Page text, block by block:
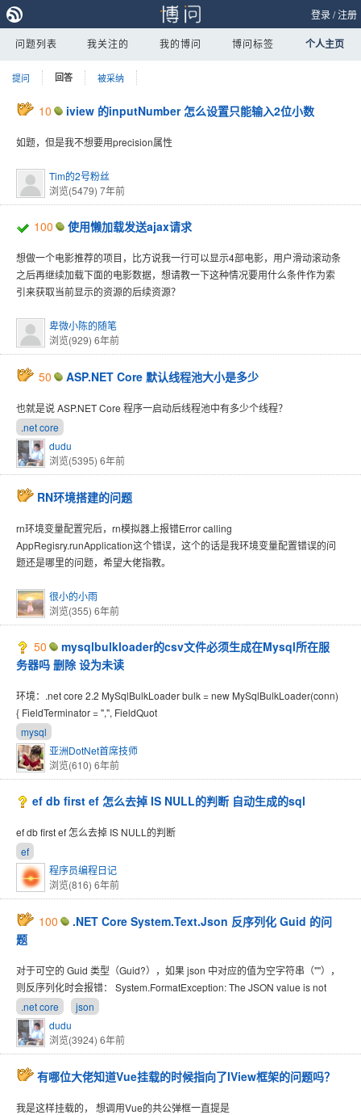
登录/注册
问题列表 我关注的 我的博问 博问标签 个人主页
提问 回答 被采纳
10 iview 的inputNumber 怎么设置只能输入2位小数
如题，但是我不想要用precision属性
Tim的2号粉丝
浏览(5479) 7年前
100 使用懒加载发送ajax请求
想做一个电影推荐的项目，比方说我一行可以显示4部电影，用户滑动滚动条
之后再继续加载下面的电影数据，想请教一下这种情况要用什么条件作为索
引来获取当前显示的资源的后续资源？
卑微小陈的随笔
浏览(929) 6年前
50 ASP.NET Core 默认线程池大小是多少
也就是说 ASP.NET Core 程序一启动后线程池中有多少个线程？
.net core
dudu
浏览(5395) 6年前
RN环境搭建的问题
rn环境变量配置完后，rn模拟器上报错Error calling
AppRegisry.runApplication这个错误，这个的话是我环境变量配置错误的问
题还是哪里的问题，希望大佬指教。
很小的小雨
浏览(355) 6年前
50
mysqlbulkloader的csv文件必须生成在Mysql所在服
务器吗 删除 设为未读
环境：.net core 2.2 MySqlBulkLoader bulk = new MySqlBulkLoader(conn)
{ FieldTerminator = ",", FieldQuot
mysql
亚洲DotNet首席技师
浏览(610) 6年前
ef db first ef 怎么去掉 IS NULL的判断 自动生成的sql
ef db first ef 怎么去掉 IS NULL的判断
ef
程序员编程日记
浏览(816) 6年前
100
.NET Core System.Text.Json 反序列化 Guid 的问
题
对于可空的 Guid 类型（Guid?），如果 json 中对应的值为空字符串（""），
则反序列化时会报错： System.FormatException: The JSON value is not
.net core
json
dudu
浏览(3924) 6年前
有哪位大佬知道Vue挂载的时候指向了IView框架的问题吗？
我是这样挂载的， 想调用Vue的共公弹框一直提是